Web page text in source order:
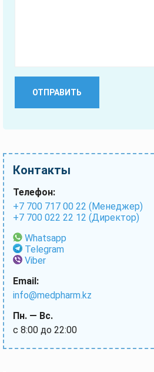
Контакты
Телефон:
+7 700 717 00 22 (Менеджер)
+7 700 022 22 12 (Директор)
Whatsapp
Telegram
Viber
Email:
info@medpharm.kz
Пн. — Вс.
с 8:00 до 22:00